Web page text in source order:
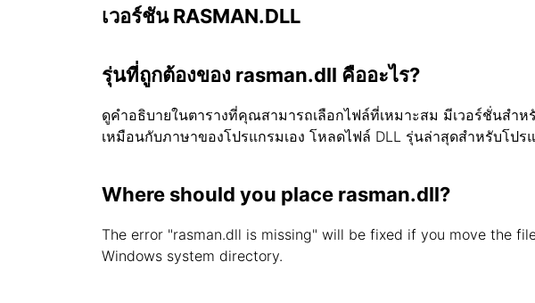
เวอร์ชัน RASMAN.DLL
รุ่นที่ถูกต้องของ rasman.dll คืออะไร?
ดูคำอธิบายในตารางที่คุณสามารถเลือกไฟล์ที่เหมาะสม มีเวอร์ชั่นส
เหมือนกับภาษาของโปรแกรมเอง โหลดไฟล์ DLL รุ่นล่าสุดสำหรับโป
Where should you place rasman.dll?
The error "rasman.dll is missing" will be fixed if you move the
Windows system directory.